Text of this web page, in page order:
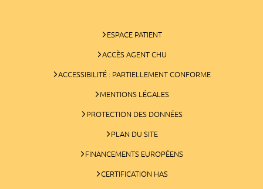
ESPACE PATIENT
ACCÈS AGENT CHU
ACCESSIBILITÉ : PARTIELLEMENT CONFORME
MENTIONS LÉGALES
PROTECTION DES DONNÉES
PLAN DU SITE
FINANCEMENTS EUROPÉENS
CERTIFICATION HAS